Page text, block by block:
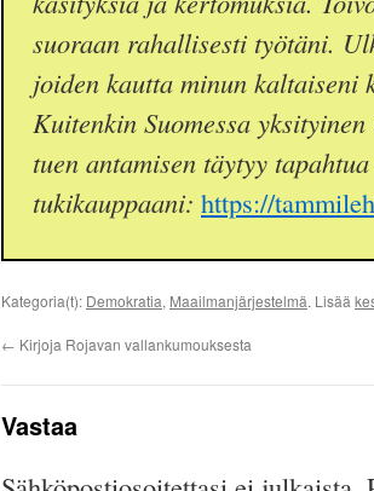
suoraan rahallisesti työtäni.
joiden kautta minun kaltaiseni
Kuitenkin Suomessa
tuen antamisen täytyy
tukikauppaani: https://
Kategoria(t): Demokratia, Maailmanjärjestelmä. Lisää
← Kirjoja Rojavan vallankumouksesta
Vastaa